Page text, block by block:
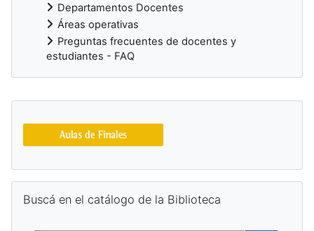
Departamentos Docentes
Áreas operativas
Preguntas frecuentes de docentes y
estudiantes - FAQ
Bloques suplementarios
Buscá en el catálogo de la Biblioteca